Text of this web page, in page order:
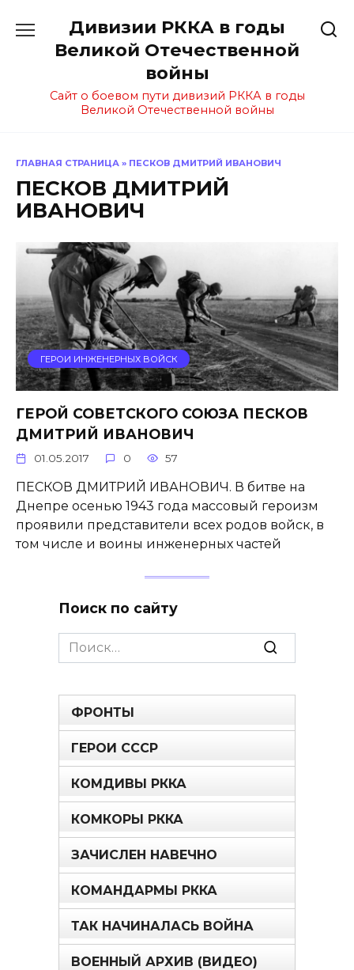
содержанию
Дивизии РККА в годы
Великой Отечественной
войны
Сайт о боевом пути дивизий РККА в годы
Великой Отечественной войны
ГЛАВНАЯ СТРАНИЦА » ПЕСКОВ ДМИТРИЙ ИВАНОВИЧ
ПЕСКОВ ДМИТРИЙ
ИВАНОВИЧ
ГЕРОИ ИНЖЕНЕРНЫХ ВОЙСК
ГЕРОЙ СОВЕТСКОГО СОЮЗА ПЕСКОВ
ДМИТРИЙ ИВАНОВИЧ
01.05.2017 0 57
ПЕСКОВ ДМИТРИЙ ИВАНОВИЧ. В битве на
Днепре осенью 1943 года массовый героизм
проявили пред­ставители всех родов войск, в
том числе и воины инженерных частей
Поиск по сайту
Search
for:
ФРОНТЫ
ГЕРОИ СССР
КОМДИВЫ РККА
КОМКОРЫ РККА
ЗАЧИСЛЕН НАВЕЧНО
КОМАНДАРМЫ РККА
ТАК НАЧИНАЛАСЬ ВОЙНА
ВОЕННЫЙ АРХИВ (ВИДЕО)